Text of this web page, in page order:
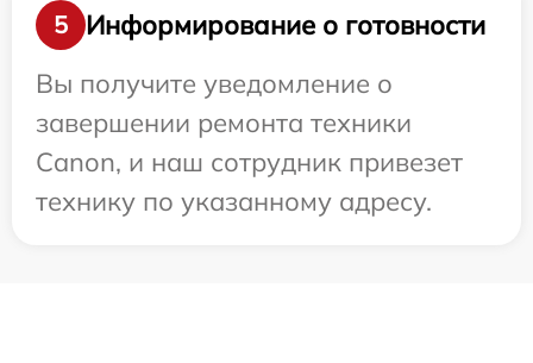
5
Информирование о готовности
Вы получите уведомление о
завершении ремонта техники
Canon, и наш сотрудник привезет
технику по указанному адресу.